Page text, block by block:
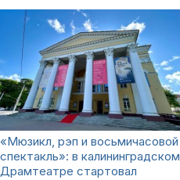
«Мюзикл, рэп и восьмичасовой
спектакль»: в калининградском
Драмтеатре стартовал